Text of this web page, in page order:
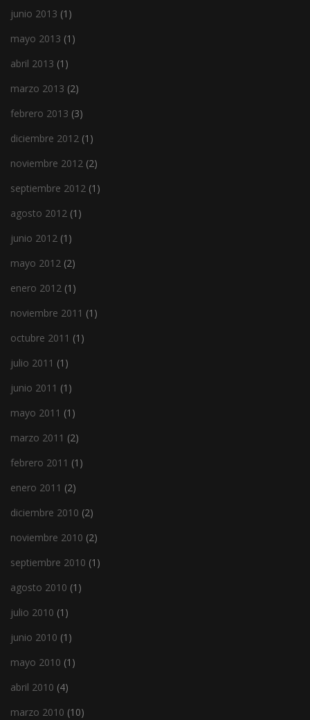
junio 2013 (1)
mayo 2013 (1)
abril 2013 (1)
marzo 2013 (2)
febrero 2013 (3)
diciembre 2012 (1)
noviembre 2012 (2)
septiembre 2012 (1)
agosto 2012 (1)
junio 2012 (1)
mayo 2012 (2)
enero 2012 (1)
noviembre 2011 (1)
octubre 2011 (1)
julio 2011 (1)
junio 2011 (1)
mayo 2011 (1)
marzo 2011 (2)
febrero 2011 (1)
enero 2011 (2)
diciembre 2010 (2)
noviembre 2010 (2)
septiembre 2010 (1)
agosto 2010 (1)
julio 2010 (1)
junio 2010 (1)
mayo 2010 (1)
abril 2010 (4)
marzo 2010 (10)